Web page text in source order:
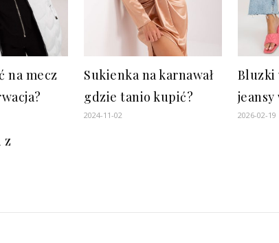
na mecz
z
Sukienka na karnawał
gdzie tanio kupić?
2024-11-02
Bluzki
jeansy
2026-02-19